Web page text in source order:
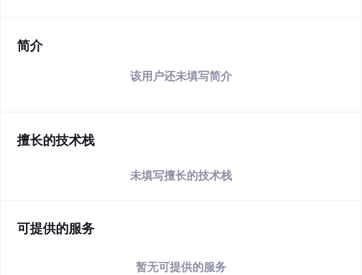
简介
该用户还未填写简介
擅长的技术栈
未填写擅长的技术栈
可提供的服务
暂无可提供的服务